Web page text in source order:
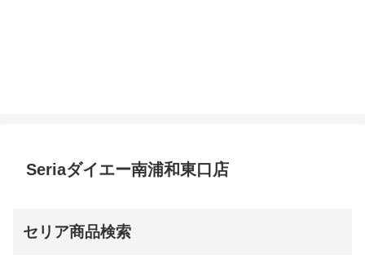
Seriaダイエー南浦和東口店
セリア商品検索